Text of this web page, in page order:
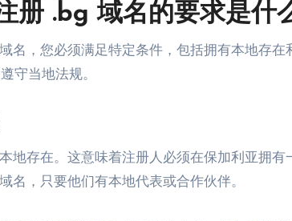
册 .bg 域名的要求是什
名，您必须满足特定条件，包括拥有本地存
守当地法规。
地存在。这意味着注册人必须在保加利亚拥
名，只要他们有本地代表或合作伙伴。